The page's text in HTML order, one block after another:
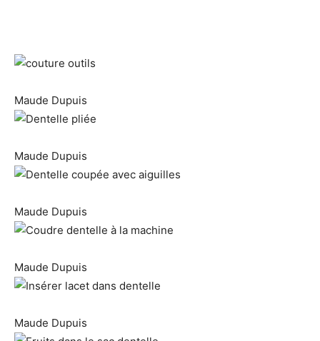
Maude Dupuis
Maude Dupuis
Maude Dupuis
Maude Dupuis
Maude Dupuis